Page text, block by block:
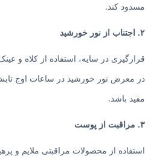
مسدود کند.
۲. اجتناب از نور خورشید
قرارگیری در سایه، استفاده از کلاه و
مفید باشد.
۳. مراقبت از پوست
استفاده از محصولات مراقبتی ملایم و